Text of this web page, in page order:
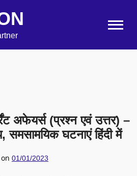
अफेयर्स (प्रश्न एवं उत्तर) –
समसामयिक घटनाएं हिंदी में
01/01/2023